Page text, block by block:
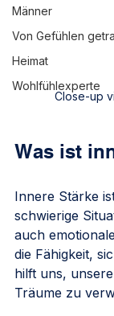
Männer
Von Gefühlen
Heimat
Wohlfühlexperte
Close-up
Was ist
Innere Stärke
schwierige
auch
die Fähigkeit,
hilft uns,
Träume zu